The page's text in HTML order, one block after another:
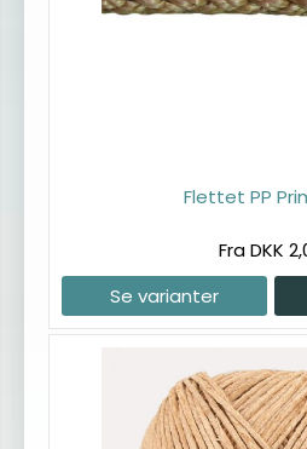
Flettet PP
Fra DKK
Se varianter